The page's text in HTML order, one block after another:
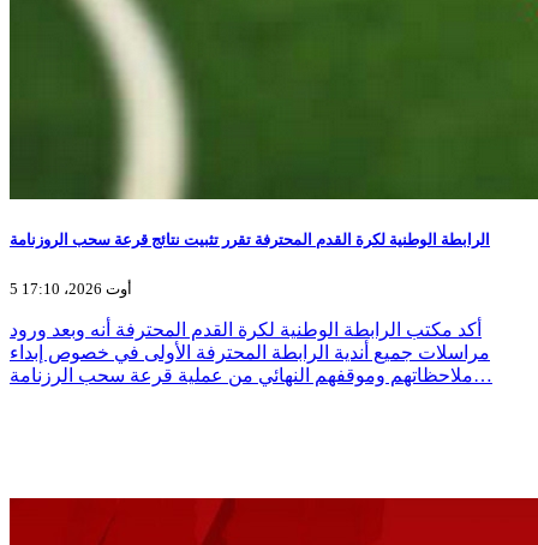
الرابطة الوطنية لكرة القدم المحترفة تقرر تثبيت نتائج قرعة سحب الروزنامة
5 أوت 2026، 17:10
أكد مكتب الرابطة الوطنية لكرة القدم المحترفة أنه وبعد ورود
مراسلات جميع أندية الرابطة المحترفة الأولى في خصوص إبداء
ملاحظاتهم وموقفهم النهائي من عملية قرعة سحب الرزنامة…